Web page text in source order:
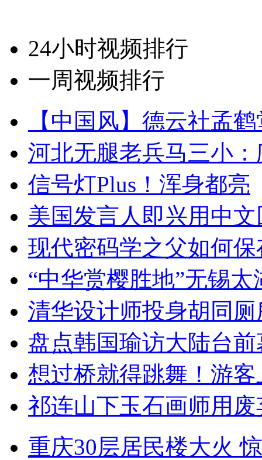
24小时视频排行
一周视频排行
【中国风】德云社孟
河北无腿老兵马三小
信号灯Plus！浑身都亮
美国发言人即兴用中
现代密码学之父如何
“中华赏樱胜地”无锡
清华设计师投身胡同
盘点韩国瑜访大陆台
想过桥就得跳舞！游客
祁连山下玉石画师用
重庆30层居民楼大火